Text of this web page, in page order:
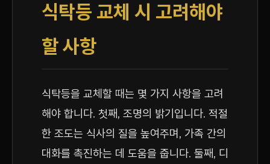
식탁등 교체 시 고려해야
할 사항
식탁등을 교체할 때는 몇 가지 사항을 고려
해야 합니다. 첫째, 조명의 밝기입니다. 적절
한 조도는 식사의 질을 높여주며, 가족 간의
대화를 촉진하는 데 도움을 줍니다. 둘째, 디